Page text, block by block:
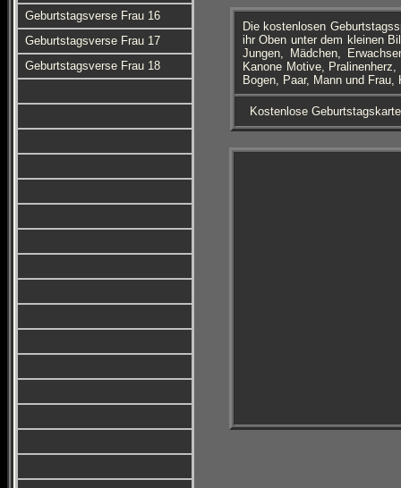
Geburtstagsverse Frau 16
Geburtstagsverse Frau 17
Geburtstagsverse Frau 18
Die kostenlosen
ihr Oben unter dem kleinen
Jungen, Mädchen,
Kanone Motive,
Bogen, Paar, Mann und
Kostenlose